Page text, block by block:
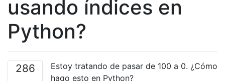
usando índices en
Python?
286
Estoy tratando de pasar de 100 a 0. ¿Cómo
hago esto en Python?